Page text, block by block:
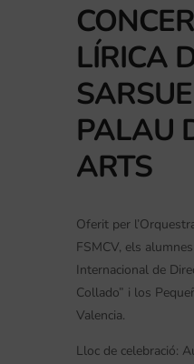
Actualitat
LÍRICA
PALAU
ARTS
Oferit per
FSMCV, els
Internacional de
Collado” i los
Valencia.
Lloc de celebració: